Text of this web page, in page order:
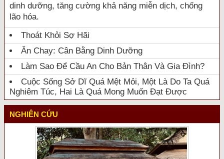
dinh dưỡng, tăng cường khả năng miễn dịch, chống
lão hóa.
Thoát Khỏi Sợ Hãi
Ăn Chay: Cân Bằng Dinh Dưỡng
Làm Sao Để Cầu An Cho Bản Thân Và Gia Đình?
Cuộc Sống Sở Dĩ Quá Mệt Mỏi, Một Là Do Ta Quá
Nghiêm Túc, Hai Là Quá Mong Muốn Đạt Được
NGHIÊN CỨU